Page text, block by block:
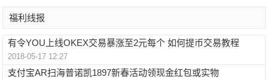
福利线报
有令YOU上线OKEX交易暴涨至2元每个 如何提币交易教程
2018-05-17 12:27
支付宝AR扫海普诺凯1897新春活动领现金红包或实物